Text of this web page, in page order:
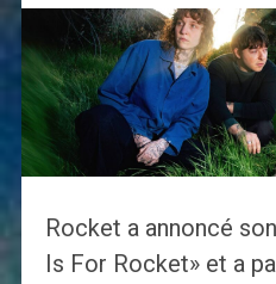
Rocket a annoncé
Is For Rocket» et a